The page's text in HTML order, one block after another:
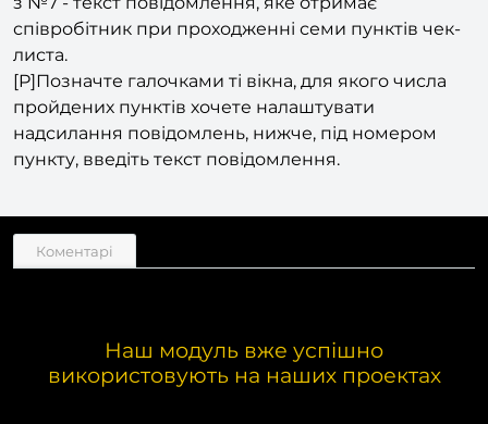
проходження одного пункту чек-листа. А віконце
з №7 - текст повідомлення, яке отримає
співробітник при проходженні семи пунктів чек-
листа.
[P]Позначте галочками ті вікна, для якого числа
пройдених пунктів хочете налаштувати
надсилання повідомлень, нижче, під номером
Наш модуль вже успішно